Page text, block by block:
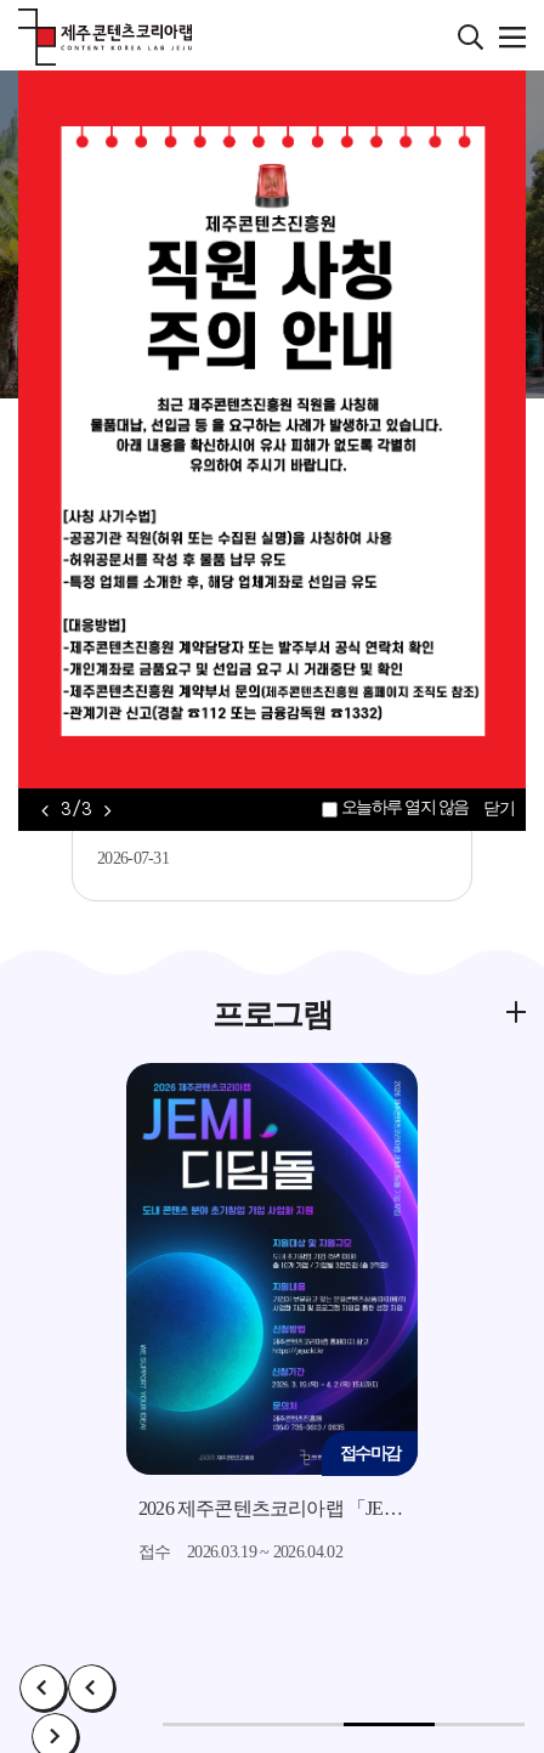
본
문
기
3 / 3 오늘하루 열지 않음 닫기
JEJU CONTENT
KOREA LAB
JEMI란?
공지사항
공지
함께하는 메이커 교육 <아두이노를 활..
2026-08-05
2026 제주콘텐츠코리아랩 JEMI 아카데미 콘
텐츠 창·제작 과정 수강생 모집..
2026-07-31
프로그램
접수마감
2026 제주콘텐츠코리아랩 「JEMI 디딤돌」 지원사업 모집 공고
접수 2026.03.19 ~ 2026.04.02